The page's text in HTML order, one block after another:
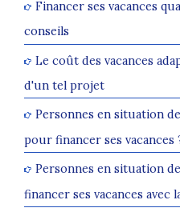
Financer ses vacances
conseils
Le coût des vacances
d'un tel projet
Personnes en situation
pour financer ses vacances
Personnes en situation
financer ses vacances avec